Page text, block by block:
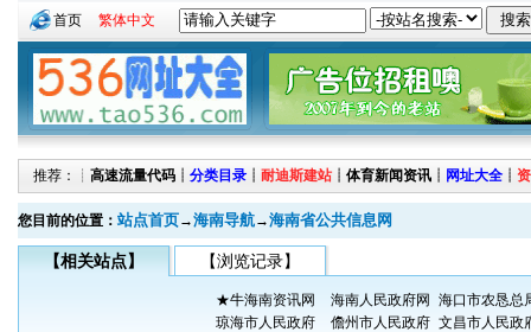
首页 繁体中文
推荐：┊ 高速流量代码 ┊ 分类目录 ┊ 耐迪斯建站 ┊ 体育新闻资讯 ┊ 网址大全 ┊
您目前的位置： 站点首页→海南导航→海南省公共信息网
【相关站点】 【浏览记录】
★牛海南资讯网 海南人民政府网
海口市农恳总
琼海市人民政府
儋州市人民政府 文昌市人民政